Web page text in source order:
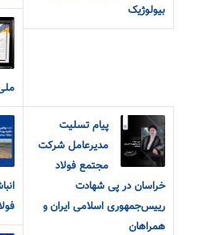
بیولوژیک
پیام تسلیت
مدیرعامل شرکت
مجتمع فولاد
خراسان در پی شهادت
رییس‌جمهوری اسلامی ایران و
همراهان